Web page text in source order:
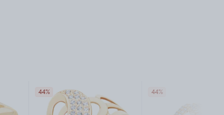
44% 44%